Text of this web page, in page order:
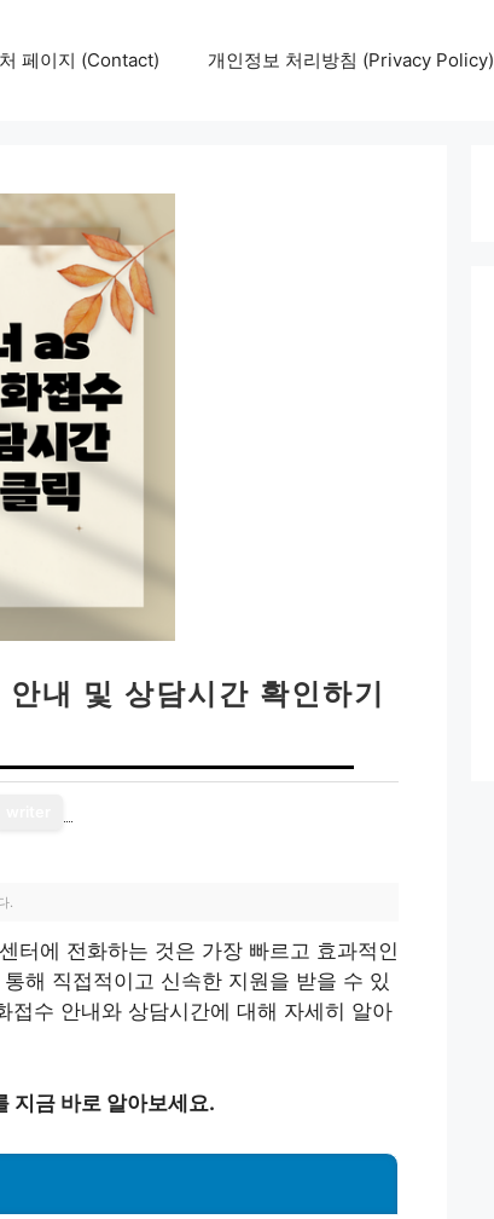
페이지 (Contact) 개인정보 처리방침 (Privacy Policy)
내 및 상담시간 확인하기
.
터에 전화하는 것은 가장 빠르고 효과적인
해 직접적이고 신속한 지원을 받을 수 있
접수 안내와 상담시간에 대해 자세히 알아
지금 바로 알아보세요.